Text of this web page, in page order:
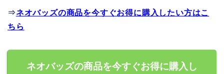
⇒ネオバッズの商品を今すぐお得に購入したい方はこ
ちら
ネオバッズの商品を今すぐお得に購入し